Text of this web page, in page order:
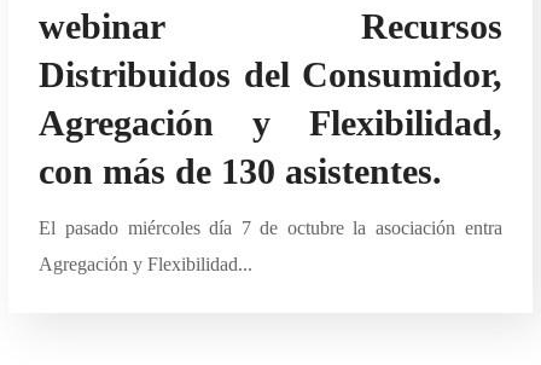
webinar Recursos
Distribuidos del Consumidor,
Agregación y Flexibilidad,
con más de 130 asistentes.
El pasado miércoles día 7 de octubre la asociación entra
Agregación y Flexibilidad...